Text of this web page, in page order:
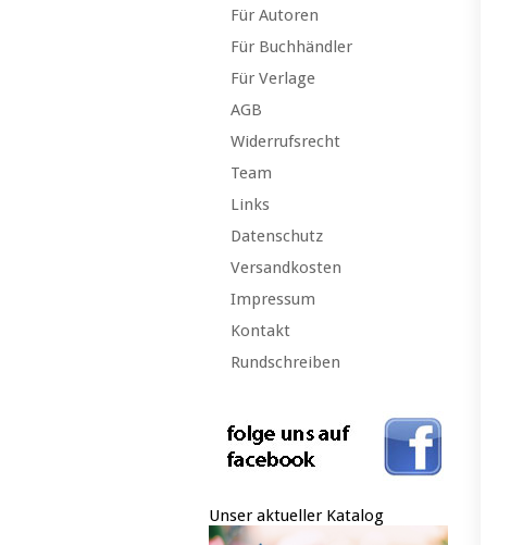
Für Autoren
Für Buchhändler
Für Verlage
AGB
Widerrufsrecht
Team
Links
Datenschutz
Versandkosten
Impressum
Kontakt
Rundschreiben
Unser aktueller Katalog